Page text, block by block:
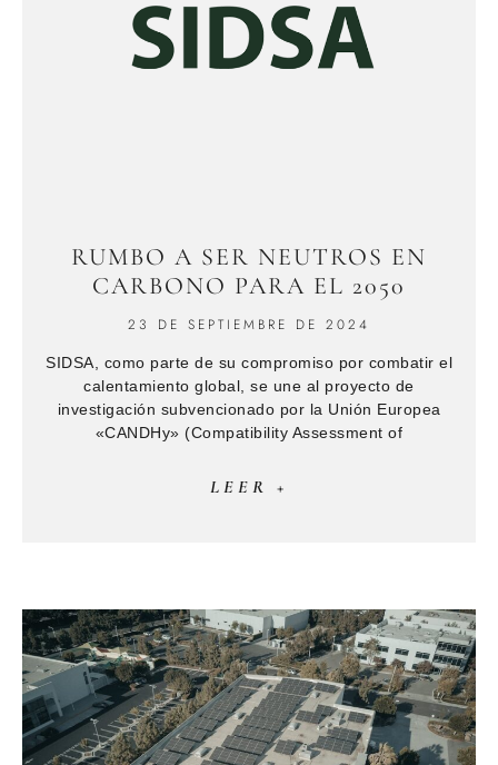
RUMBO A SER NEUTROS EN
CARBONO PARA EL 2050
23 DE SEPTIEMBRE DE 2024
SIDSA, como parte de su compromiso por combatir el
calentamiento global, se une al proyecto de
investigación subvencionado por la Unión Europea
«CANDHy» (Compatibility Assessment of
LEER +